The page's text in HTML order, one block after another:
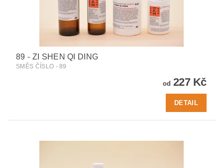
89 - ZI SHEN QI DING
SMĚS ČÍSLO - 89
od 227 Kč
DETAIL